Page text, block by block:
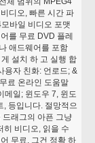
디오, 빠른 시간 파
바일 비디오 포맷
를 무료 DVD 플레
애드웨어를 포함
설치 하 고 실행 합
용자 친화: 언로드; &
료 온라인 도움말
메일; 윈도우 7, 윈도
, 등입니다. 절망적으
드래그의 아픈 그냥
히 비디오, 읽을 수
무료, 그건 정확 하